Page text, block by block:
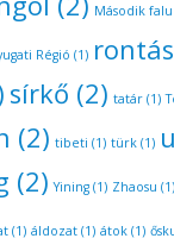
Második falu
Régió (1) rontás
sírkő (2) tatár(1)
(2) tibeti (1) türk(1)
(2) Yining(1) Zhaosu (1)
(1) áldozat(1) átok(1)